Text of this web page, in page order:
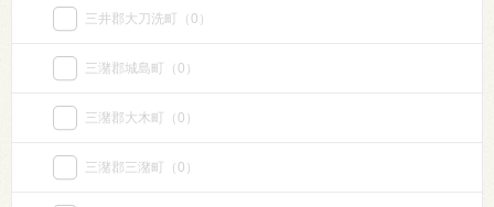
三井郡大刀洗町 （0）
三潴郡城島町 （0）
三潴郡大木町 （0）
三潴郡三潴町 （0）